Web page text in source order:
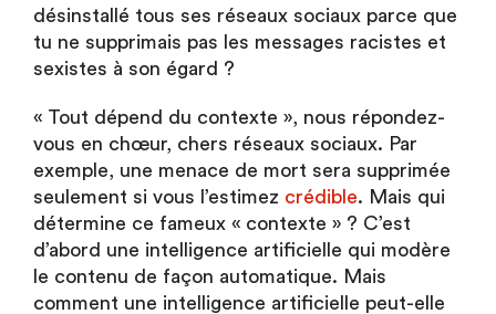
désinstallé tous ses réseaux sociaux parce que
tu ne supprimais pas les messages racistes et
sexistes à son égard ?
« Tout dépend du contexte », nous répondez-
vous en chœur, chers réseaux sociaux. Par
exemple, une menace de mort sera supprimée
seulement si vous l’estimez crédible. Mais qui
détermine ce fameux « contexte » ? C’est
d’abord une intelligence artificielle qui modère
le contenu de façon automatique. Mais
comment une intelligence artificielle peut-elle